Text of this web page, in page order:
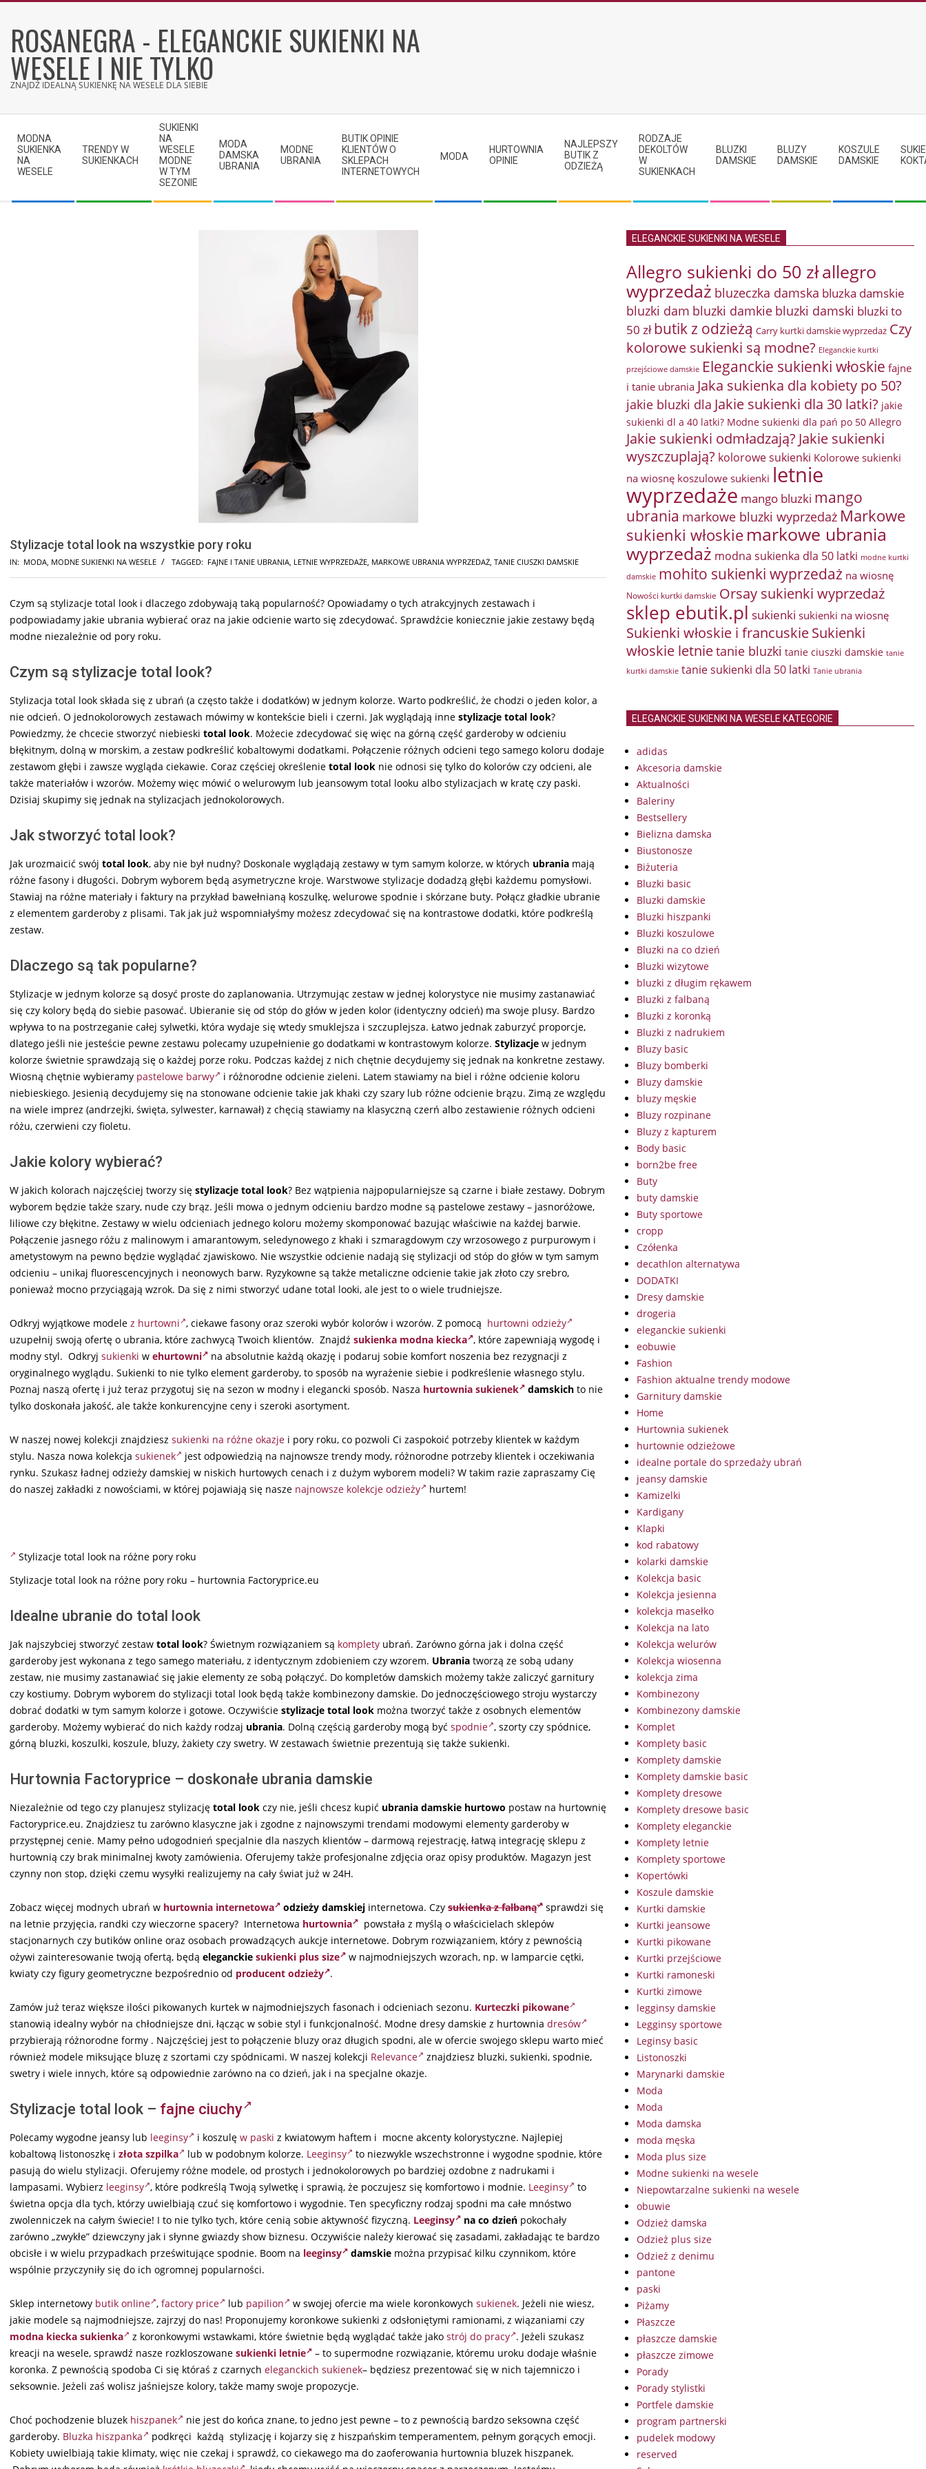
contentROSANEGRA - ELEGANCKIE SUKIENKI NA
WESELE I NIE TYLKO
ZNAJDŹ IDEALNĄ SUKIENKĘ NA WESELE DLA SIEBIE
Navigation
Menu
MODNA
SUKIENKA
NA
WESELE
TRENDY W
SUKIENKACH
SUKIENKI
NA
WESELE
MODNE
W TYM
SEZONIE
MODA
DAMSKA
UBRANIA
MODNE
UBRANIA
BUTIK OPINIE
KLIENTÓW O
SKLEPACH
INTERNETOWYCH
MODA
HURTOWNIA
OPINIE
NAJLEPSZY
BUTIK Z
ODZIEŻĄ
RODZAJE
DEKOLTÓW
W
SUKIENKACH
BLUZKI
DAMSKIE
BLUZY
DAMSKIE
KOSZULE
DAMSKIE
Stylizacje total look na wszystkie pory roku
IN: MODA, MODNE SUKIENKI NA WESELE TAGGED: FAJNE I TANIE UBRANIA, LETNIE WYPRZEDAŻE, MARKOWE UBRANIA WYPRZEDAŻ, TANIE CIUSZKI DAMSKIE
Czym są stylizacje total look i dlaczego zdobywają taką popularność? Opowiadamy o tych atrakcyjnych zestawach i
podpowiadamy jakie ubrania wybierać oraz na jakie odcienie warto się zdecydować. Sprawdźcie koniecznie jakie zestawy będą
modne niezależnie od pory roku.
Czym są stylizacje total look?
Stylizacja total look składa się z ubrań (a często także i dodatków) w jednym kolorze. Warto podkreślić, że chodzi o jeden kolor, a
nie odcień. O jednokolorowych zestawach mówimy w kontekście bieli i czerni. Jak wyglądają inne stylizacje total look?
Powiedzmy, że chcecie stworzyć niebieski total look. Możecie zdecydować się więc na górną część garderoby w odcieniu
błękitnym, dolną w morskim, a zestaw podkreślić kobaltowymi dodatkami. Połączenie różnych odcieni tego samego koloru dodaje
zestawom głębi i zawsze wygląda ciekawie. Coraz częściej określenie total look nie odnosi się tylko do kolorów czy odcieni, ale
także materiałów i wzorów. Możemy więc mówić o welurowym lub jeansowym total looku albo stylizacjach w kratę czy paski.
Dzisiaj skupimy się jednak na stylizacjach jednokolorowych.
Jak stworzyć total look?
Jak urozmaicić swój total look, aby nie był nudny? Doskonale wyglądają zestawy w tym samym kolorze, w których ubrania mają
różne fasony i długości. Dobrym wyborem będą asymetryczne kroje. Warstwowe stylizacje dodadzą głębi każdemu pomysłowi.
Stawiaj na różne materiały i faktury na przykład bawełnianą koszulkę, welurowe spodnie i skórzane buty. Połącz gładkie ubranie
z elementem garderoby z plisami. Tak jak już wspomniałyśmy możesz zdecydować się na kontrastowe dodatki, które podkreślą
zestaw.
Dlaczego są tak popularne?
Stylizacje w jednym kolorze są dosyć proste do zaplanowania. Utrzymując zestaw w jednej kolorystyce nie musimy zastanawiać
się czy kolory będą do siebie pasować. Ubieranie się od stóp do głów w jeden kolor (identyczny odcień) ma swoje plusy. Bardzo
wpływa to na postrzeganie całej sylwetki, która wydaje się wtedy smuklejsza i szczuplejsza. Łatwo jednak zaburzyć proporcje,
dlatego jeśli nie jesteście pewne zestawu polecamy uzupełnienie go dodatkami w kontrastowym kolorze. Stylizacje w jednym
kolorze świetnie sprawdzają się o każdej porze roku. Podczas każdej z nich chętnie decydujemy się jednak na konkretne zestawy.
Wiosną chętnie wybieramy pastelowe barwy
i różnorodne odcienie zieleni. Latem stawiamy na biel i różne odcienie koloru
niebieskiego. Jesienią decydujemy się na stonowane odcienie takie jak khaki czy szary lub różne odcienie brązu. Zimą ze względu
na wiele imprez (andrzejki, święta, sylwester, karnawał) z chęcią stawiamy na klasyczną czerń albo zestawienie różnych odcieni
różu, czerwieni czy fioletu.
Jakie kolory wybierać?
W jakich kolorach najczęściej tworzy się stylizacje total look? Bez wątpienia najpopularniejsze są czarne i białe zestawy. Dobrym
wyborem będzie także szary, nude czy brąz. Jeśli mowa o jednym odcieniu bardzo modne są pastelowe zestawy – jasnoróżowe,
liliowe czy błękitne. Zestawy w wielu odcieniach jednego koloru możemy skomponować bazując właściwie na każdej barwie.
Połączenie jasnego różu z malinowym i amarantowym, seledynowego z khaki i szmaragdowym czy wrzosowego z purpurowym i
ametystowym na pewno będzie wyglądać zjawiskowo. Nie wszystkie odcienie nadają się stylizacji od stóp do głów w tym samym
odcieniu – unikaj fluorescencyjnych i neonowych barw. Ryzykowne są także metaliczne odcienie takie jak złoto czy srebro,
ponieważ mocno przyciągają wzrok. Da się z nimi stworzyć udane total looki, ale jest to o wiele trudniejsze.
Odkryj wyjątkowe modele z hurtowni , ciekawe fasony oraz szeroki wybór kolorów i wzorów. Z pomocą hurtowni odzieży
uzupełnij swoją ofertę o ubrania, które zachwycą Twoich klientów. Znajdź sukienka modna kiecka , które zapewniają wygodę i
modny styl. Odkryj sukienki w ehurtowni
na absolutnie każdą okazję i podaruj sobie komfort noszenia bez rezygnacji z
oryginalnego wyglądu. Sukienki to nie tylko element garderoby, to sposób na wyrażenie siebie i podkreślenie własnego stylu.
Poznaj naszą ofertę i już teraz przygotuj się na sezon w modny i elegancki sposób. Nasza hurtownia sukienek damskich to nie
tylko doskonała jakość, ale także konkurencyjne ceny i szeroki asortyment.
W naszej nowej kolekcji znajdziesz sukienki na różne okazje i pory roku, co pozwoli Ci zaspokoić potrzeby klientek w każdym
stylu. Nasza nowa kolekcja sukienek
jest odpowiedzią na najnowsze trendy mody, różnorodne potrzeby klientek i oczekiwania
rynku. Szukasz ładnej odzieży damskiej w niskich hurtowych cenach i z dużym wyborem modeli? W takim razie zapraszamy Cię
do naszej zakładki z nowościami, w której pojawiają się nasze najnowsze kolekcje odzieży hurtem!
Stylizacje total look na różne pory roku
Stylizacje total look na różne pory roku – hurtownia Factoryprice.eu
Idealne ubranie do total look
Jak najszybciej stworzyć zestaw total look? Świetnym rozwiązaniem są komplety ubrań. Zarówno górna jak i dolna część
garderoby jest wykonana z tego samego materiału, z identycznym zdobieniem czy wzorem. Ubrania tworzą ze sobą udany
zestaw, nie musimy zastanawiać się jakie elementy ze sobą połączyć. Do kompletów damskich możemy także zaliczyć garnitury
czy kostiumy. Dobrym wyborem do stylizacji total look będą także kombinezony damskie. Do jednoczęściowego stroju wystarczy
dobrać dodatki w tym samym kolorze i gotowe. Oczywiście stylizacje total look można tworzyć także z osobnych elementów
garderoby. Możemy wybierać do nich każdy rodzaj ubrania. Dolną częścią garderoby mogą być spodnie , szorty czy spódnice,
górną bluzki, koszulki, koszule, bluzy, żakiety czy swetry. W zestawach świetnie prezentują się także sukienki.
Hurtownia Factoryprice – doskonałe ubrania damskie
Niezależnie od tego czy planujesz stylizację total look czy nie, jeśli chcesz kupić ubrania damskie hurtowo postaw na hurtownię
Factoryprice.eu. Znajdziesz tu zarówno klasyczne jak i zgodne z najnowszymi trendami modowymi elementy garderoby w
przystępnej cenie. Mamy pełno udogodnień specjalnie dla naszych klientów – darmową rejestrację, łatwą integrację sklepu z
hurtownią czy brak minimalnej kwoty zamówienia. Oferujemy także profesjonalne zdjęcia oraz opisy produktów. Magazyn jest
czynny non stop, dzięki czemu wysyłki realizujemy na cały świat już w 24H.
Zobacz więcej modnych ubrań w hurtownia internetowa odzieży damskiej internetowa. Czy sukienka z falbaną
sprawdzi się
na letnie przyjęcia, randki czy wieczorne spacery? Internetowa hurtownia
powstała z myślą o właścicielach sklepów
stacjonarnych czy butików online oraz osobach prowadzących aukcje internetowe. Dobrym rozwiązaniem, który z pewnością
ożywi zainteresowanie twoją ofertą, będą eleganckie sukienki plus size
w najmodniejszych wzorach, np. w lamparcie cętki,
kwiaty czy figury geometryczne bezpośrednio od producent odzieży .
Zamów już teraz większe ilości pikowanych kurtek w najmodniejszych fasonach i odcieniach sezonu. Kurteczki pikowane
stanowią idealny wybór na chłodniejsze dni, łącząc w sobie styl i funkcjonalność. Modne dresy damskie z hurtownia dresów
przybierają różnorodne formy . Najczęściej jest to połączenie bluzy oraz długich spodni, ale w ofercie swojego sklepu warto mieć
również modele miksujące bluzę z szortami czy spódnicami. W naszej kolekcji Relevance
znajdziesz bluzki, sukienki, spodnie,
swetry i wiele innych, które są odpowiednie zarówno na co dzień, jak i na specjalne okazje.
Stylizacje total look – fajne ciuchy
Polecamy wygodne jeansy lub leeginsy i koszulę w paski z kwiatowym haftem i mocne akcenty kolorystyczne. Najlepiej
kobaltową listonoszkę i złota szpilka lub w podobnym kolorze. Leeginsy
to niezwykle wszechstronne i wygodne spodnie, które
pasują do wielu stylizacji. Oferujemy różne modele, od prostych i jednokolorowych po bardziej ozdobne z nadrukami i
lampasami. Wybierz leeginsy , które podkreślą Twoją sylwetkę i sprawią, że poczujesz się komfortowo i modnie. Leeginsy
to
świetna opcja dla tych, którzy uwielbiają czuć się komfortowo i wygodnie. Ten specyficzny rodzaj spodni ma całe mnóstwo
zwolenniczek na całym świecie! I to nie tylko tych, które cenią sobie aktywność fizyczną. Leeginsy na co dzień pokochały
zarówno „zwykłe” dziewczyny jak i słynne gwiazdy show biznesu. Oczywiście należy kierować się zasadami, zakładając te bardzo
obcisłe i w wielu przypadkach prześwitujące spodnie. Boom na leeginsy damskie można przypisać kilku czynnikom, które
wspólnie przyczyniły się do ich ogromnej popularności.
Sklep internetowy butik online , factory price lub papilion w swojej ofercie ma wiele koronkowych sukienek. Jeżeli nie wiesz,
jakie modele są najmodniejsze, zajrzyj do nas! Proponujemy koronkowe sukienki z odsłoniętymi ramionami, z wiązaniami czy
modna kiecka sukienka
z koronkowymi wstawkami, które świetnie będą wyglądać także jako strój do pracy . Jeżeli szukasz
kreacji na wesele, sprawdź nasze rozkloszowane sukienki letnie
– to supermodne rozwiązanie, któremu uroku dodaje właśnie
koronka. Z pewnością spodoba Ci się któraś z czarnych eleganckich sukienek– będziesz prezentować się w nich tajemniczo i
seksownie. Jeżeli zaś wolisz jaśniejsze kolory, także mamy swoje propozycje.
Choć pochodzenie bluzek hiszpanek
nie jest do końca znane, to jedno jest pewne – to z pewnością bardzo seksowna część
garderoby. Bluzka hiszpanka
podkręci każdą stylizację i kojarzy się z hiszpańskim temperamentem, pełnym gorących emocji.
Kobiety uwielbiają takie klimaty, więc nie czekaj i sprawdź, co ciekawego ma do zaoferowania hurtownia bluzek hiszpanek.
ELEGANCKIE SUKIENKI NA WESELE
Allegro sukienki do 50 złallegro
wyprzedaż bluzeczka damska bluzka damskie
bluzki dam bluzki damkie bluzki damski bluzki to
50 zł butik z odzieżą Carry kurtki damskie wyprzedaż Czy
kolorowe sukienki są modne? Eleganckie kurtki
przejściowe damskie Eleganckie sukienki włoskie fajne
i tanie ubrania Jaka sukienka dla kobiety po 50?
jakie bluzki dla Jakie sukienki dla 30 latki? jakie
sukienki dl a 40 latki? Modne sukienki dla pań po 50 Allegro
Jakie sukienki odmładzają? Jakie sukienki
wyszczuplają? kolorowe sukienki Kolorowe sukienki
na wiosnę koszulowe sukienki letnie
wyprzedaże mango bluzki mango
ubrania markowe bluzki wyprzedaż Markowe
sukienki włoskie markowe ubrania
wyprzedaż modna sukienka dla 50 latki modne kurtki
damskie mohito sukienki wyprzedaż na wiosnę
Nowości kurtki damskie Orsay sukienki wyprzedaż
sklep ebutik.pl sukienki sukienki na wiosnę
Sukienki włoskie i francuskieSukienki
włoskie letnietanie bluzki tanie ciuszki damskie tanie
kurtki damskie tanie sukienki dla 50 latki Tanie ubrania
ELEGANCKIE SUKIENKI NA WESELE KATEGORIE
adidas
Akcesoria damskie
Aktualności
Baleriny
Bestsellery
Bielizna damska
Biustonosze
Biżuteria
Bluzki basic
Bluzki damskie
Bluzki hiszpanki
Bluzki koszulowe
Bluzki na co dzień
Bluzki wizytowe
bluzki z długim rękawem
Bluzki z falbaną
Bluzki z koronką
Bluzki z nadrukiem
Bluzy basic
Bluzy bomberki
Bluzy damskie
bluzy męskie
Bluzy rozpinane
Bluzy z kapturem
Body basic
born2be free
Buty
buty damskie
Buty sportowe
cropp
Czółenka
decathlon alternatywa
DODATKI
Dresy damskie
drogeria
eleganckie sukienki
eobuwie
Fashion
Fashion aktualne trendy modowe
Garnitury damskie
Home
Hurtownia sukienek
hurtownie odzieżowe
idealne portale do sprzedaży ubrań
jeansy damskie
Kamizelki
Kardigany
Klapki
kod rabatowy
kolarki damskie
Kolekcja basic
Kolekcja jesienna
kolekcja masełko
Kolekcja na lato
Kolekcja welurów
Kolekcja wiosenna
kolekcja zima
Kombinezony
Kombinezony damskie
Komplet
Komplety basic
Komplety damskie
Komplety damskie basic
Komplety dresowe
Komplety dresowe basic
Komplety eleganckie
Komplety letnie
Komplety sportowe
Kopertówki
Koszule damskie
Kurtki damskie
Kurtki jeansowe
Kurtki pikowane
Kurtki przejściowe
Kurtki ramoneski
Kurtki zimowe
legginsy damskie
Legginsy sportowe
Leginsy basic
Listonoszki
Marynarki damskie
Moda
Moda
Moda damska
moda męska
Moda plus size
Modne sukienki na wesele
Niepowtarzalne sukienki na wesele
obuwie
Odzież damska
Odzież plus size
Odzież z denimu
pantone
paski
Piżamy
Płaszcze
płaszcze damskie
płaszcze zimowe
Porady
Porady stylistki
Portfele damskie
program partnerski
pudelek modowy
reserved